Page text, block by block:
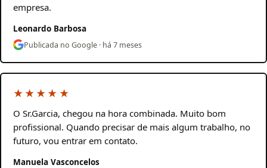
empresa.
Leonardo Barbosa
Publicada no Google · há 7 meses
★★★★★
O Sr.Garcia, chegou na hora combinada. Muito bom
profissional. Quando precisar de mais algum trabalho, no
futuro, vou entrar em contato.
Manuela Vasconcelos